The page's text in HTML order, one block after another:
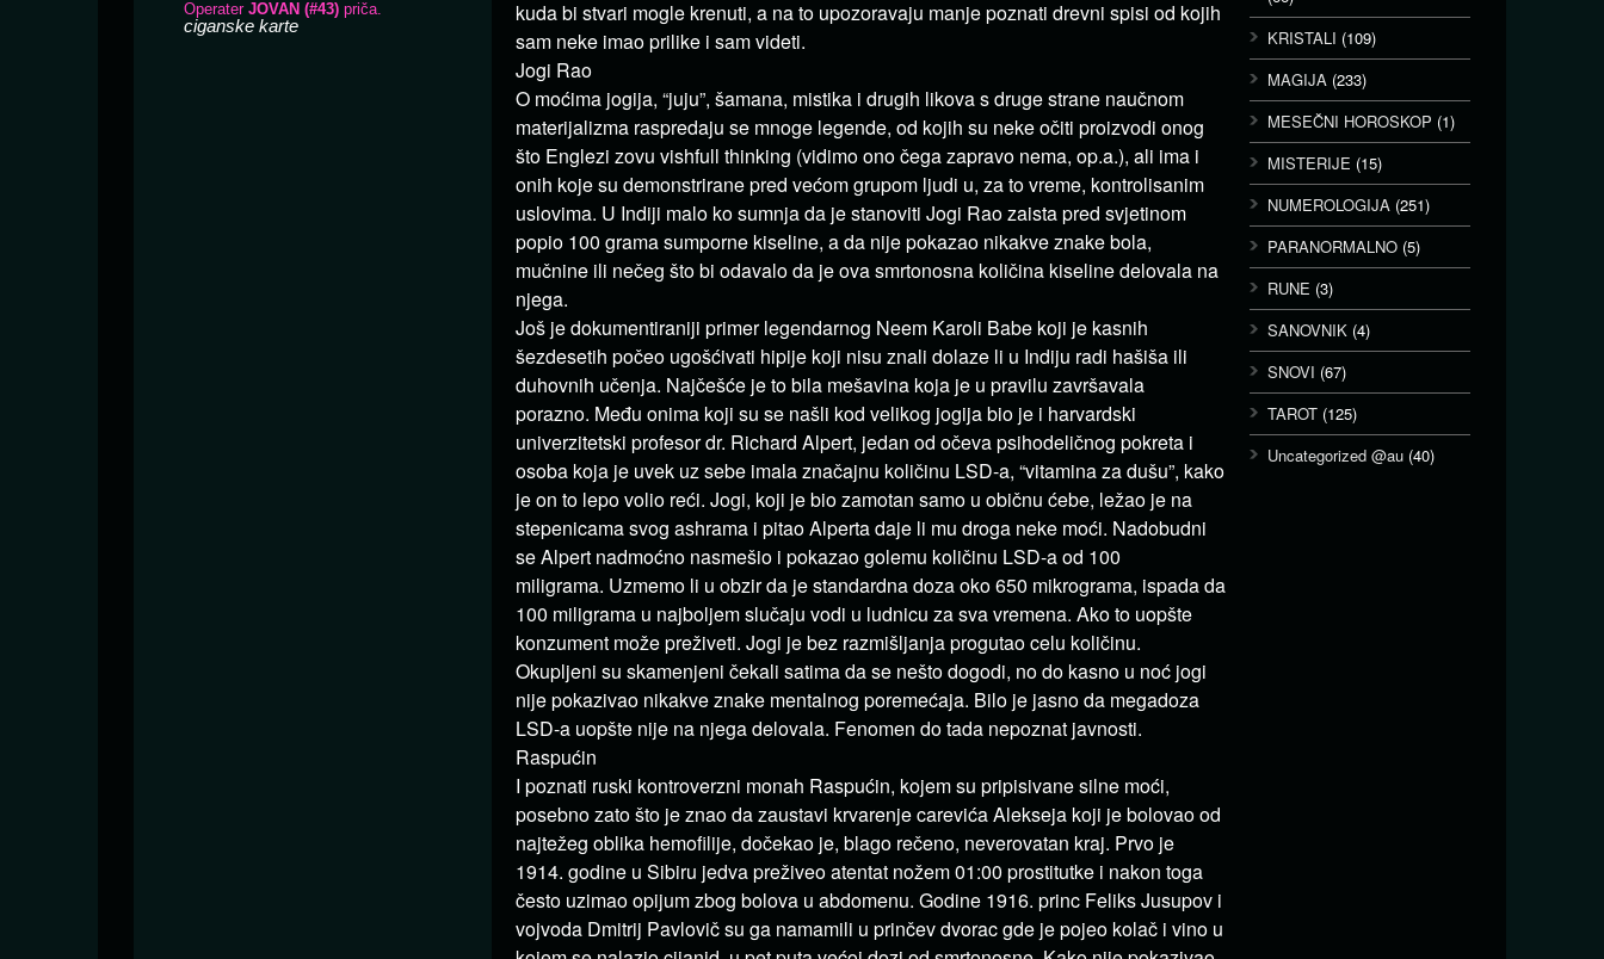
kuda bi stvari mogle krenuti, a na to upozoravaju manje poznati drevni spisi od kojih
sam neke imao prilike i sam videti.
Jogi Rao
O moćima jogija, “juju”, šamana, mistika i drugih likova s druge strane naučnom
materijalizma raspredaju se mnoge legende, od kojih su neke očiti proizvodi onog
što Englezi zovu vishfull thinking (vidimo ono čega zapravo nema, op.a.), ali ima i
onih koje su demonstrirane pred većom grupom ljudi u, za to vreme, kontrolisanim
uslovima. U Indiji malo ko sumnja da je stanoviti Jogi Rao zaista pred svjetinom
popio 100 grama sumporne kiseline, a da nije pokazao nikakve znake bola,
mučnine ili nečeg što bi odavalo da je ova smrtonosna količina kiseline delovala na
njega.
Još je dokumentiraniji primer legendarnog Neem Karoli Babe koji je kasnih
šezdesetih počeo ugošćivati hipije koji nisu znali dolaze li u Indiju radi hašiša ili
duhovnih učenja. Najčešće je to bila mešavina koja je u pravilu završavala
porazno. Među onima koji su se našli kod velikog jogija bio je i harvardski
univerzitetski profesor dr. Richard Alpert, jedan od očeva psihodeličnog pokreta i
osoba koja je uvek uz sebe imala značajnu količinu LSD-a, “vitamina za dušu”, kako
je on to lepo volio reći. Jogi, koji je bio zamotan samo u običnu ćebe, ležao je na
stepenicama svog ashrama i pitao Alperta daje li mu droga neke moći. Nadobudni
se Alpert nadmoćno nasmešio i pokazao golemu količinu LSD-a od 100
miligrama. Uzmemo li u obzir da je standardna doza oko 650 mikrograma, ispada da
100 miligrama u najboljem slučaju vodi u ludnicu za sva vremena. Ako to uopšte
konzument može preživeti. Jogi je bez razmišljanja progutao celu količinu.
Okupljeni su skamenjeni čekali satima da se nešto dogodi, no do kasno u noć jogi
nije pokazivao nikakve znake mentalnog poremećaja. Bilo je jasno da megadoza
LSD-a uopšte nije na njega delovala. Fenomen do tada nepoznat javnosti.
Raspućin
I poznati ruski kontroverzni monah Raspućin, kojem su pripisivane silne moći,
posebno zato što je znao da zaustavi krvarenje carevića Alekseja koji je bolovao od
najtežeg oblika hemofilije, dočekao je, blago rečeno, neverovatan kraj. Prvo je
1914. godine u Sibiru jedva preživeo atentat nožem 01:00 prostitutke i nakon toga
često uzimao opijum zbog bolova u abdomenu. Godine 1916. princ Feliks Jusupov i
vojvoda Dmitrij Pavlovič su ga namamili u prinčev dvorac gde je pojeo kolač i vino u
KRISTALI (109)
MAGIJA (233)
MESEČNI HOROSKOP (1)
MISTERIJE (15)
NUMEROLOGIJA (251)
PARANORMALNO (5)
RUNE (3)
SANOVNIK (4)
SNOVI (67)
TAROT (125)
Uncategorized @au (40)